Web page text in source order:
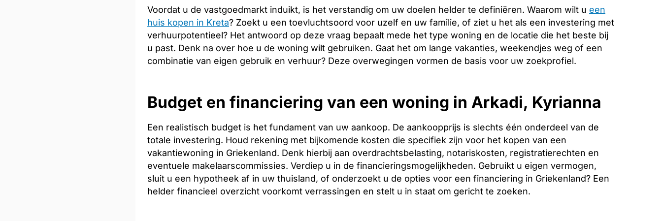
Voordat u de vastgoedmarkt induikt, is het verstandig om uw doelen helder te definiëren. Waarom wilt u een
huis kopen in Kreta? Zoekt u een toevluchtsoord voor uzelf en uw familie, of ziet u het als een investering met
verhuurpotentieel? Het antwoord op deze vraag bepaalt mede het type woning en de locatie die het beste bij
u past. Denk na over hoe u de woning wilt gebruiken. Gaat het om lange vakanties, weekendjes weg of een
combinatie van eigen gebruik en verhuur? Deze overwegingen vormen de basis voor uw zoekprofiel.
Budget en financiering van een woning in Arkadi, Kyrianna
Een realistisch budget is het fundament van uw aankoop. De aankoopprijs is slechts één onderdeel van de
totale investering. Houd rekening met bijkomende kosten die specifiek zijn voor het kopen van een
vakantiewoning in Griekenland. Denk hierbij aan overdrachtsbelasting, notariskosten, registratierechten en
eventuele makelaarscommissies. Verdiep u in de financieringsmogelijkheden. Gebruikt u eigen vermogen,
sluit u een hypotheek af in uw thuisland, of onderzoekt u de opties voor een financiering in Griekenland? Een
helder financieel overzicht voorkomt verrassingen en stelt u in staat om gericht te zoeken.